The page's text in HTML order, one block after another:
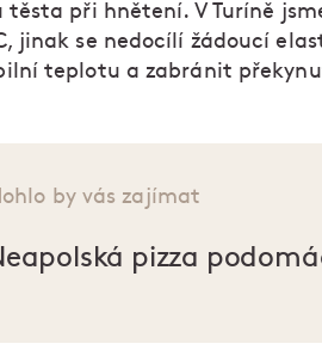
při hnětení. V Turíně
jinak se nedocílí žádoucí
teplotu a zabránit
by vás zajímat
pizza